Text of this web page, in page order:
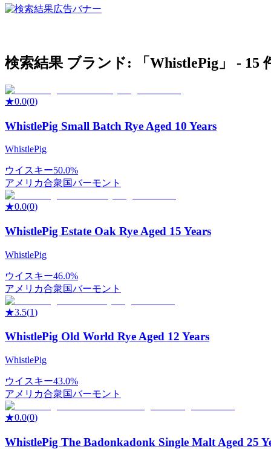
検索結果 ブランド: 「 WhistlePig 」 - 15
★0.0(0)
WhistlePig Small Batch Rye Aged 10 Years
WhistlePig
ウイスキー50.0%
アメリカ合衆国バーモント
★0.0(0)
WhistlePig Estate Oak Rye Aged 15 Years
WhistlePig
ウイスキー46.0%
アメリカ合衆国バーモント
★3.5(1)
WhistlePig Old World Rye Aged 12 Years
WhistlePig
ウイスキー43.0%
アメリカ合衆国バーモント
★0.0(0)
WhistlePig The Badonkadonk Single Malt Aged 25